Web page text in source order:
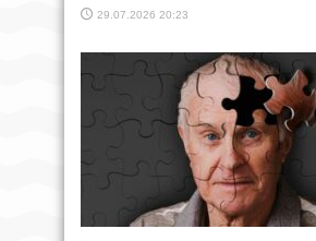
29.07.2026 20:23